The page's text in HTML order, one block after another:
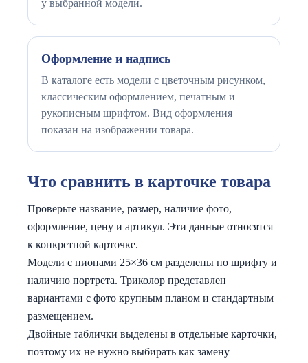
у выбранной модели.
Оформление и надпись
В каталоге есть модели с цветочным рисунком,
классическим оформлением, печатным и
рукописным шрифтом. Вид оформления
показан на изображении товара.
Что сравнить в карточке товара
Проверьте название, размер, наличие фото,
оформление, цену и артикул. Эти данные относятся
к конкретной карточке.
Модели с пионами 25×36 см разделены по шрифту и
наличию портрета. Триколор представлен
вариантами с фото крупным планом и стандартным
размещением.
Двойные таблички выделены в отдельные карточки,
поэтому их не нужно выбирать как замену